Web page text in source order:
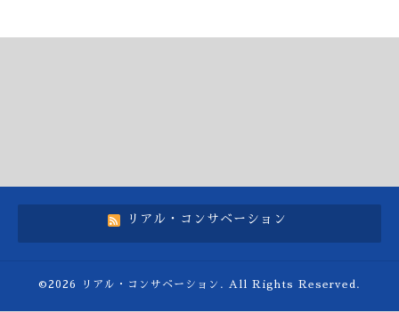
リアル・コンサベーション
©2026 リアル・コンサベーション . All Rights Reserved.